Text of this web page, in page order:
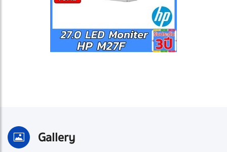
Gallery